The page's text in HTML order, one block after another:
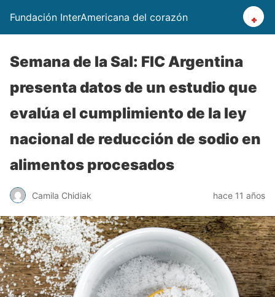
Fundación InterAmericana del corazón
Semana de la Sal: FIC Argentina
presenta datos de un estudio que
evalúa el cumplimiento de la ley
nacional de reducción de sodio en
alimentos procesados
Camila Chidiak hace 11 años